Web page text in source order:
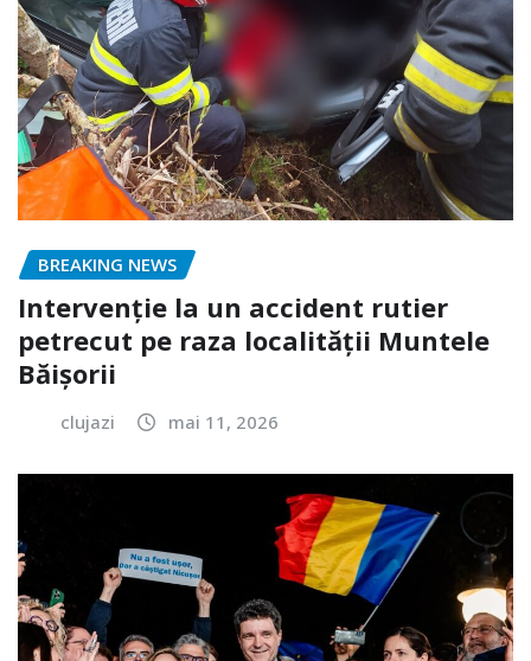
BREAKING NEWS
Intervenție la un accident rutier
petrecut pe raza localității Muntele
Băișorii
clujazi mai 11, 2026